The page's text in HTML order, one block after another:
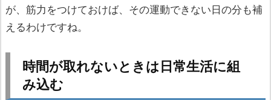
が、筋力をつけておけば、その運動できない日の分も補
えるわけですね。
時間が取れないときは日常生活に組
み込む